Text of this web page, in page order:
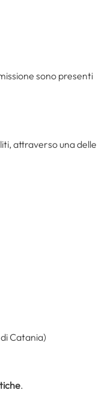
sono presenti
attraverso una delle
Catania)
.